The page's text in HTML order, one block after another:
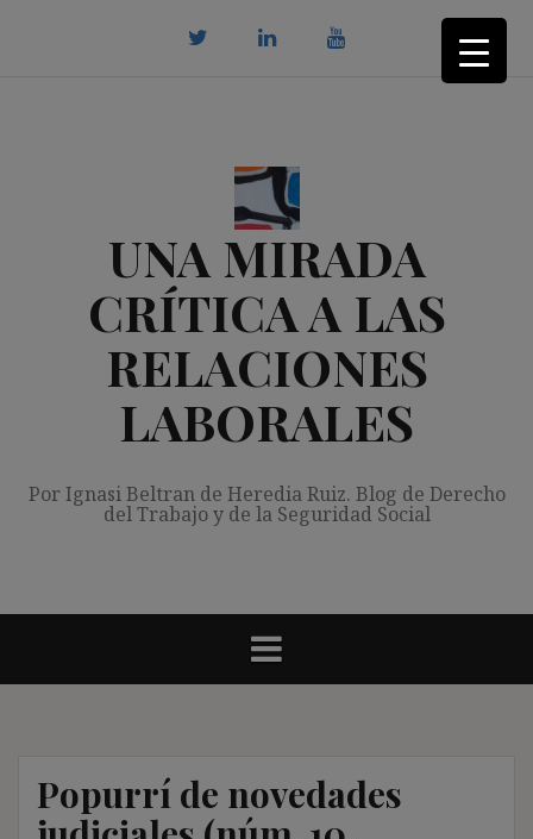
UNA MIRADA
CRÍTICA A LAS
RELACIONES
LABORALES
Por Ignasi Beltran de Heredia Ruiz. Blog de Derecho
del Trabajo y de la Seguridad Social
Popurrí de novedades